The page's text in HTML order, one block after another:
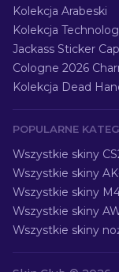
Kolekcja Arabeski
Kolekcja
Jackass Sticker
Cologne 2026
Kolekcja Dead
POPULARNE
Wszystkie skiny
Wszystkie skiny
Wszystkie skiny
Wszystkie skiny
Wszystkie skiny